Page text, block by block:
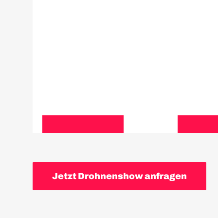
Jetzt Drohnenshow anfragen